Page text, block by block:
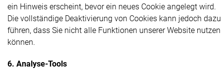
ein Hinweis erscheint, bevor ein neues Cookie angelegt wird.
Die vollständige Deaktivierung von Cookies kann jedoch dazu
führen, dass Sie nicht alle Funktionen unserer Website nutzen
können.
6. Analyse-Tools